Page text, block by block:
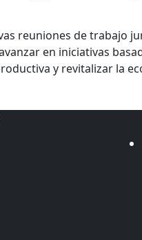
reuniones de trabajo
en iniciativas
y revitalizar la